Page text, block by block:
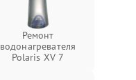
Ремонт
водонагревателя
Polaris XV 7